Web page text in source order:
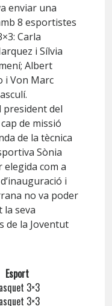
enviar una
8 esportistes
Carla
i Sílvia
Albert
i Von Marc
president del
de missió
de la tècnica
Sònia
elegida com a
i
no va poder
la seva
de la Joventut
Esport
3×3
3×3